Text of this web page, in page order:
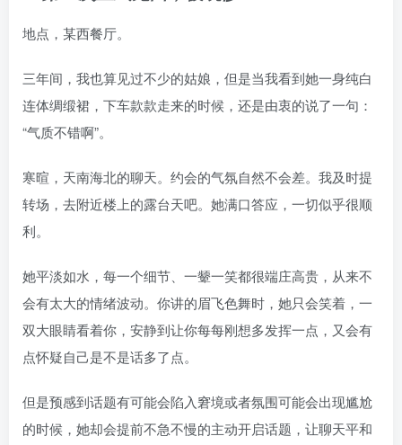
地点，某西餐厅。
三年间，我也算见过不少的姑娘，但是当我看到她一身纯白
连体绸缎裙，下车款款走来的时候，还是由衷的说了一句：
“气质不错啊”。
寒暄，天南海北的聊天。约会的气氛自然不会差。我及时提
转场，去附近楼上的露台天吧。她满口答应，一切似乎很顺
利。
她平淡如水，每一个细节、一颦一笑都很端庄高贵，从来不
会有太大的情绪波动。你讲的眉飞色舞时，她只会笑着，一
双大眼睛看着你，安静到让你每每刚想多发挥一点，又会有
点怀疑自己是不是话多了点。
但是预感到话题有可能会陷入窘境或者氛围可能会出现尴尬
的时候，她却会提前不急不慢的主动开启话题，让聊天平和